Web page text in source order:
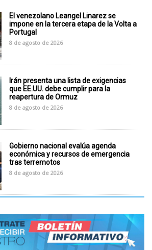
El venezolano Leangel Linarez se
impone en la tercera etapa de la Volta a
Portugal
8 de agosto de 2026
Irán presenta una lista de exigencias
que EE.UU. debe cumplir para la
reapertura de Ormuz
8 de agosto de 2026
Gobierno nacional evalúa agenda
económica y recursos de emergencia
tras terremotos
8 de agosto de 2026